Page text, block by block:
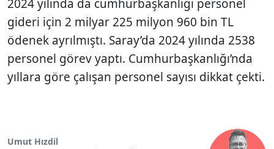
2024 yılında da cumhurbaşkanlığı personel
gideri için 2 milyar 225 milyon 960 bin TL
ödenek ayrılmıştı. Saray’da 2024 yılında 2538
personel görev yaptı. Cumhurbaşkanlığı’nda
yıllara göre çalışan personel sayısı dikkat çekti.
Umut Hızdil